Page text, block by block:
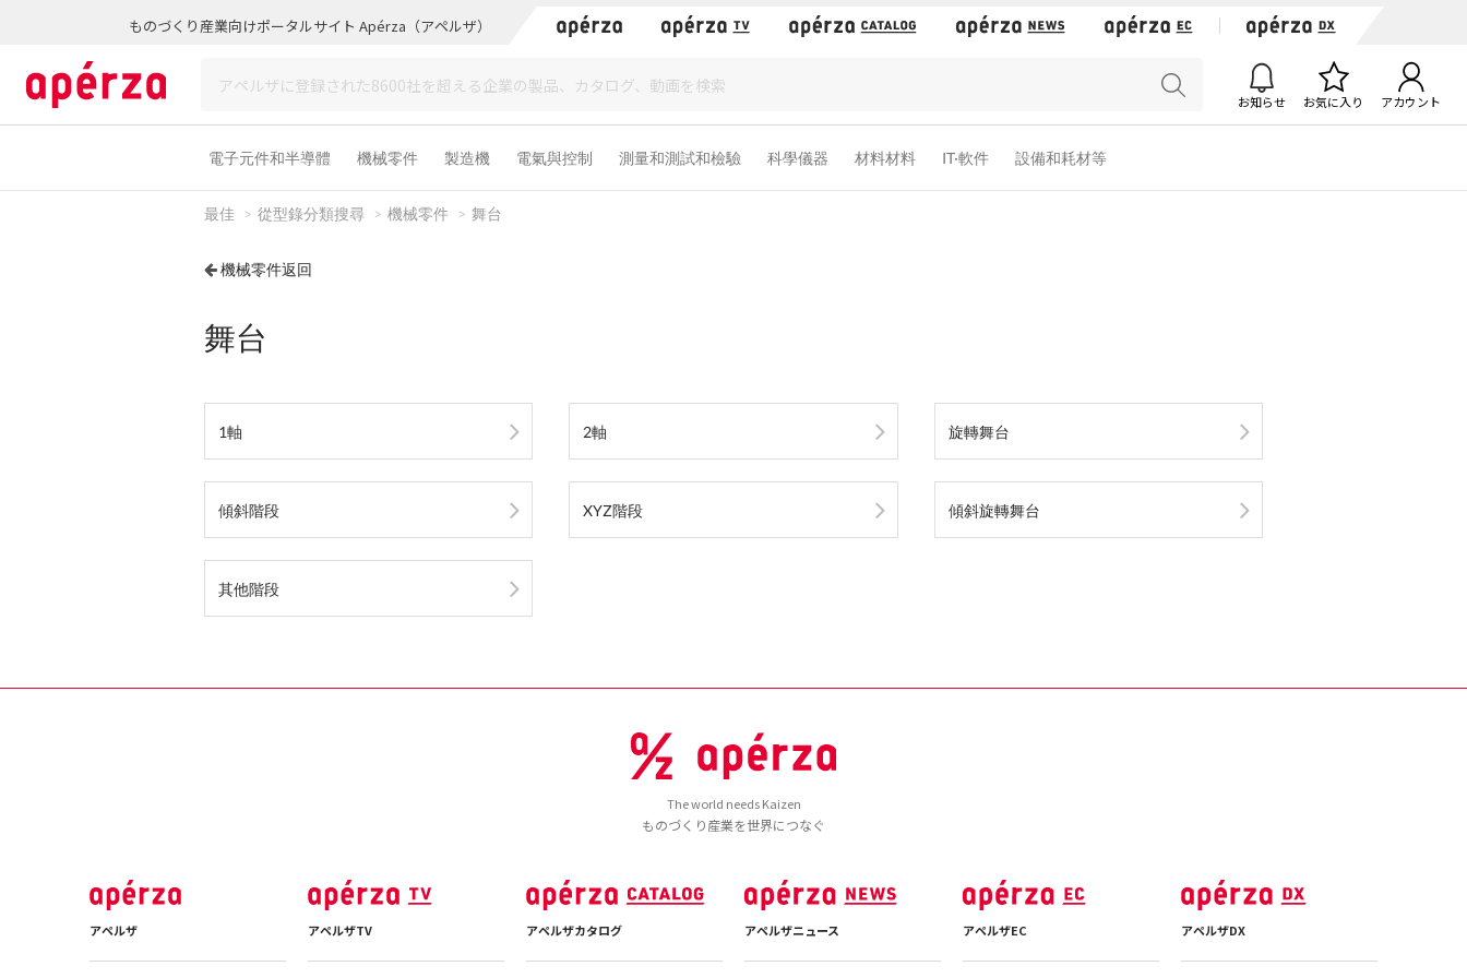
ものづくり産業向けポータルサイト Apérza（アペルザ）
お知らせ お気に入り アカウント
電子元件和半導體 機械零件 製造機 電氣與控制 測量和測試和檢驗 科學儀器 材料材料 IT·軟件 設備和耗材等
最佳 從型錄分類搜尋 機械零件 舞台
機械零件返回
舞台
1軸 2軸 旋轉舞台
傾斜階段 XYZ階段 傾斜旋轉舞台
其他階段
The world needs Kaizen
ものづくり産業を世界につなぐ
アペルザ アペルザTV アペルザカタログ アペルザニュース アペルザEC アペルザDX